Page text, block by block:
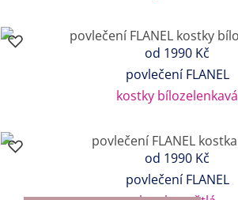
od 1990 Kč
povlečení FLANEL
kostky bílozelenkavá
od 1990 Kč
povlečení FLANEL